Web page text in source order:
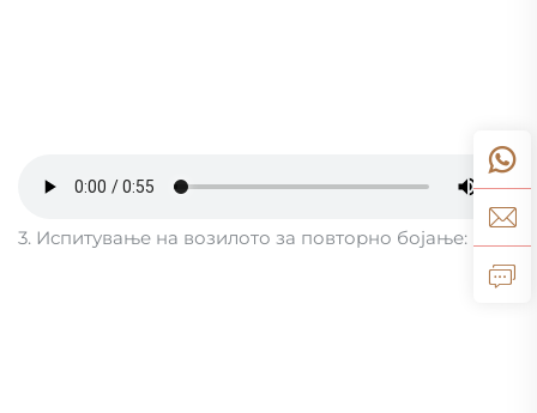
3. Испитување на возилото за повторно бојање: